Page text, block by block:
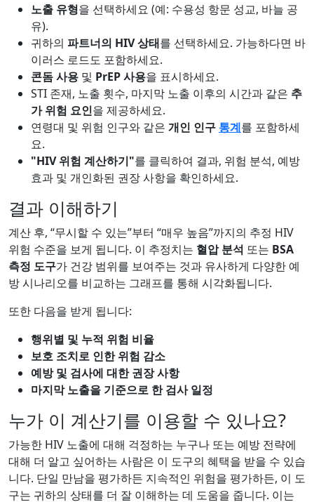
노출 유형을 선택하세요 (예: 수용성 항문 성교, 바늘 공
유).
귀하의 파트너의 HIV 상태를 선택하세요. 가능하다면 바
이러스 로드도 포함하세요.
콘돔 사용 및 PrEP 사용을 표시하세요.
STI 존재, 노출 횟수, 마지막 노출 이후의 시간과 같은 추
가 위험 요인을 제공하세요.
연령대 및 위험 인구와 같은 개인 인구 통계를 포함하세
요.
"HIV 위험 계산하기"를 클릭하여 결과, 위험 분석, 예방
효과 및 개인화된 권장 사항을 확인하세요.
결과 이해하기
계산 후, “무시할 수 있는”부터 “매우 높음”까지의 추정 HIV
위험 수준을 보게 됩니다. 이 추정치는 혈압 분석 또는 BSA
측정 도구가 건강 범위를 보여주는 것과 유사하게 다양한 예
방 시나리오를 비교하는 그래프를 통해 시각화됩니다.
또한 다음을 받게 됩니다:
행위별 및 누적 위험 비율
보호 조치로 인한 위험 감소
예방 및 검사에 대한 권장 사항
마지막 노출을 기준으로 한 검사 일정
누가 이 계산기를 이용할 수 있나요?
가능한 HIV 노출에 대해 걱정하는 누구나 또는 예방 전략에
대해 더 알고 싶어하는 사람은 이 도구의 혜택을 받을 수 있습
니다. 단일 만남을 평가하든 지속적인 위험을 평가하든, 이 도
구는 귀하의 상태를 더 잘 이해하는 데 도움을 줍니다. 이는